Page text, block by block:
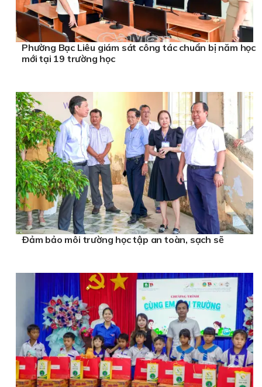
Phường Bạc Liêu giám sát công tác chuẩn bị năm học
mới tại 19 trường học
Ðảm bảo môi trường học tập an toàn, sạch sẽ